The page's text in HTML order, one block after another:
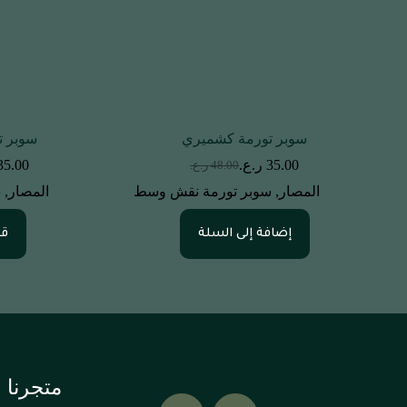
سوبر تورمة كشميري
48.00 ر.ع. 35.00 ر.ع.
المصار , سوبر تورمة نقش وسط
إضافة إلى السلة
سوبر
المصار ,
متجرنا